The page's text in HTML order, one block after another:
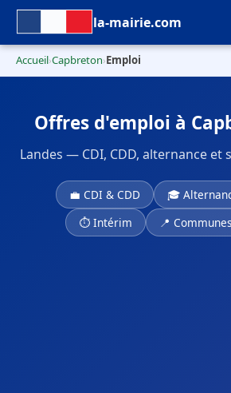
la-mairie.com
Accueil›Capbreton›Emploi
Offres d'emploi à
Landes — CDI, CDD, alternance et
💼 CDI & CDD
🎓
⏱ Intérim
📍